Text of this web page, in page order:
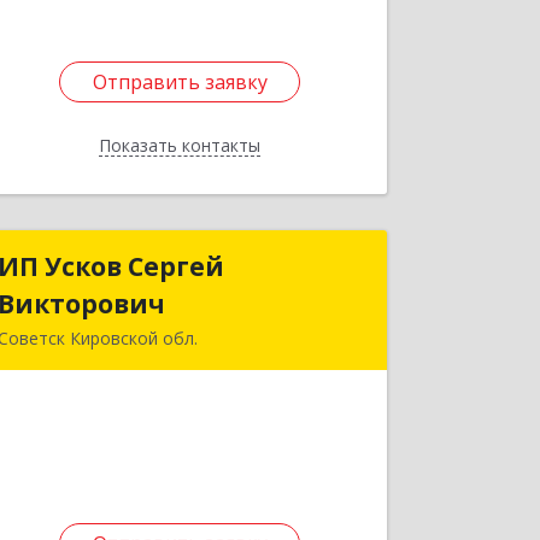
Отправить заявку
Показать контакты
Отправить заявку
Назад
ИП Усков Сергей
Викторович
Кировской обл.
ИП Усков Сергей